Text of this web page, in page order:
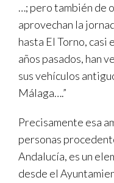
…; pero también de
aprovechan la
hasta El Torno, casi
años pasados, han
sus vehículos
Málaga….”
Precisamente esa
personas
Andalucía, es un
desde el